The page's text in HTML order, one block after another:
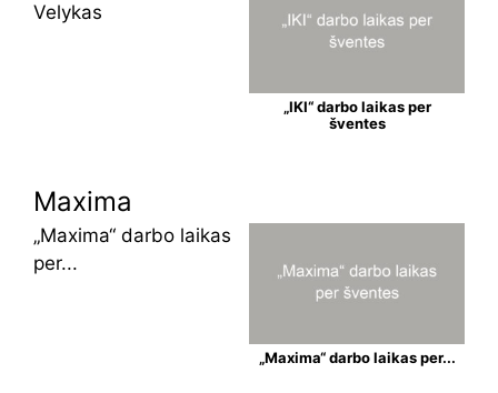
Velykas
„IKI“ darbo laikas per
šventes
Maxima
„Maxima“ darbo laikas
per...
„Maxima“ darbo laikas per...